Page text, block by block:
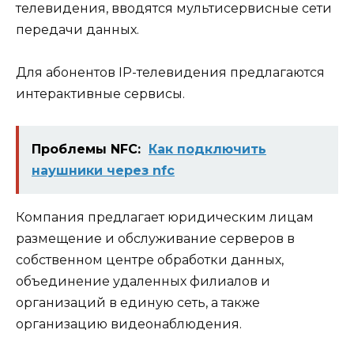
телевидения, вводятся мультисервисные сети
передачи данных.
Для абонентов IP-телевидения предлагаются
интерактивные сервисы.
Проблемы NFC:
Как подключить
наушники через nfc
Компания предлагает юридическим лицам
размещение и обслуживание серверов в
собственном центре обработки данных,
объединение удаленных филиалов и
организаций в единую сеть, а также
организацию видеонаблюдения.